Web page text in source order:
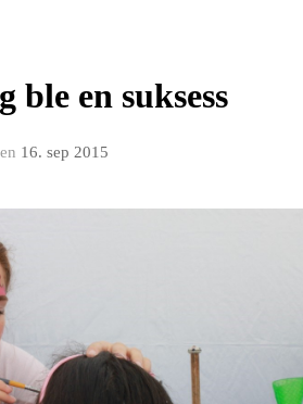
ble en suksess
16. sep 2015